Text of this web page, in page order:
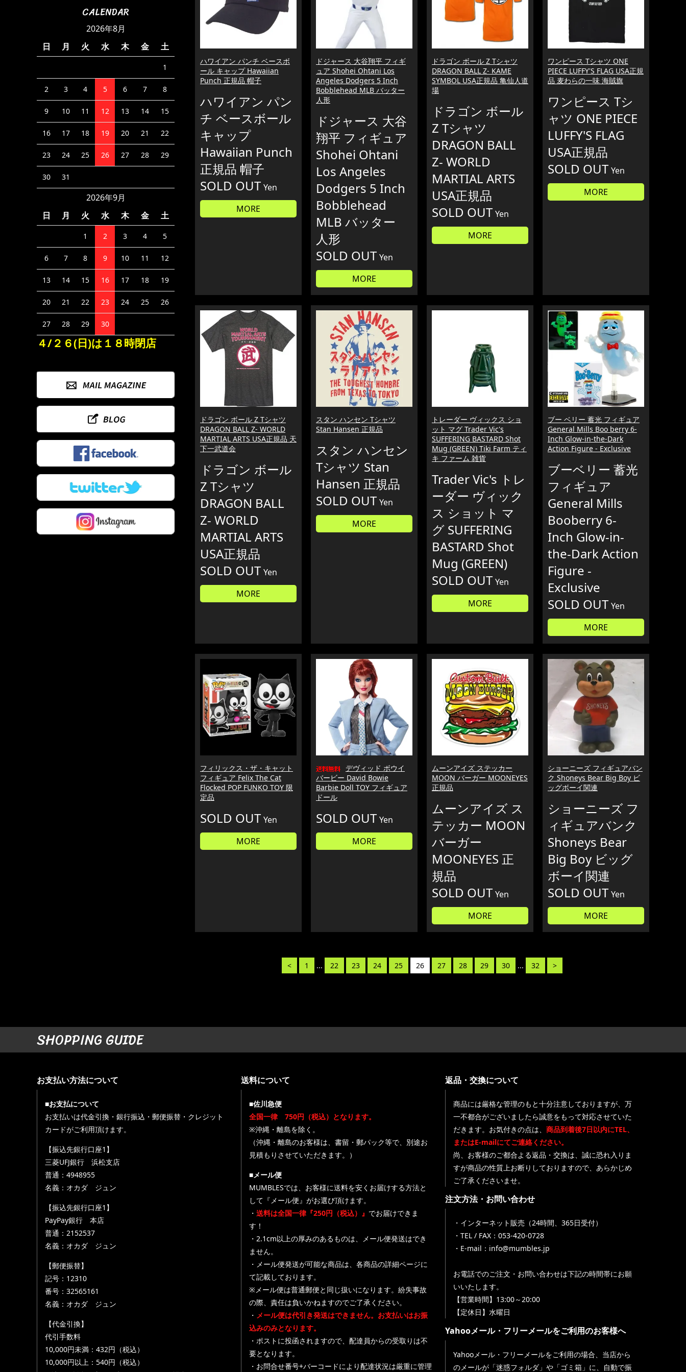
CALENDAR
2026年8月
日
月 火 水 木 金 土
1
2 3 4 5 6 7 8
9 10 11 12 13 14 15
16 17 18 19 20 21 22
23 24 25 26 27 28 29
30 31
2026年9月
日
月 火 水 木 金 土
1 2 3 4 5
6 7 8 9 10 11 12
13 14 15 16 17 18 19
20 21 22 23 24 25 26
27 28 29 30
４/２６(日)は１８時閉店
ハワイアン パンチ ベースボ
ール キャップ Hawaiian
Punch 正規品 帽子
ハワイアン パン
チ ベースボール
キャップ
Hawaiian Punch
正規品 帽子
SOLD OUT Yen
MORE
ドジャース 大谷翔平 フィギ
ュア Shohei Ohtani Los
Angeles Dodgers 5 Inch
Bobblehead MLB バッター
人形
ドジャース 大谷
翔平 フィギュア
Shohei Ohtani
Los Angeles
Dodgers 5 Inch
Bobblehead
MLB バッター
人形
SOLD OUT Yen
MORE
ドラゴン ボール Z Tシャツ
DRAGON BALL Z- KAME
SYMBOL USA正規品 亀仙人道
場
ドラゴン ボール
Z Tシャツ
DRAGON BALL
Z- WORLD
MARTIAL ARTS
USA正規品
SOLD OUT Yen
MORE
ワンピース Tシャツ ONE
PIECE LUFFY'S FLAG USA正規
品 麦わらの一味 海賊旗
ワンピース Tシ
ャツ ONE PIECE
LUFFY'S FLAG
USA正規品
SOLD OUT Yen
MORE
ドラゴン ボール Z Tシャツ
DRAGON BALL Z- WORLD
MARTIAL ARTS USA正規品 天
下一武道会
ドラゴン ボール
Z Tシャツ
DRAGON BALL
Z- WORLD
MARTIAL ARTS
USA正規品
SOLD OUT Yen
MORE
スタン ハンセン Tシャツ
Stan Hansen 正規品
スタン ハンセン
Tシャツ Stan
Hansen 正規品
SOLD OUT Yen
MORE
トレーダー ヴィックス ショ
ット マグ Trader Vic's
SUFFERING BASTARD Shot
Mug (GREEN) Tiki Farm ティ
キ ファーム 雑貨
Trader Vic's トレ
ーダー ヴィック
ス ショット マ
グ SUFFERING
BASTARD Shot
Mug (GREEN)
SOLD OUT Yen
MORE
ブー ベリー 蓄光 フィギュア
General Mills Boo berry 6-
Inch Glow-in-the-Dark
Action Figure - Exclusive
ブーベリー 蓄光
フィギュア
General Mills
Booberry 6-
Inch Glow-in-
the-Dark Action
Figure -
Exclusive
SOLD OUT Yen
MORE
フィリックス・ザ・キャット
フィギュア Felix The Cat
Flocked POP FUNKO TOY 限
定品
SOLD OUT Yen
MORE
デヴィッド ボウイ
バービー David Bowie
Barbie Doll TOY フィギュア
ドール
SOLD OUT Yen
MORE
ムーンアイズ ステッカー
MOON バーガー MOONEYES
正規品
ムーンアイズ ス
テッカー MOON
バーガー
MOONEYES 正
規品
SOLD OUT Yen
MORE
ショーニーズ フィギュアバン
ク Shoneys Bear Big Boy ビ
ッグボーイ関連
ショーニーズ フ
ィギュアバンク
Shoneys Bear
Big Boy ビッグ
ボーイ関連
SOLD OUT Yen
MORE
< 1 ... 22 23 24 25 26 27 28 29 30 ... 32 >
SHOPPING GUIDE
お支払い方法について
■お支払について
お支払いは代金引換・銀行振込・郵便振替・クレジット
カードがご利用頂けます。
【振込先銀行口座1】
三菱UFJ銀行 浜松支店
普通：4948955
名義：オカダ ジュン
【振込先銀行口座1】
PayPay銀行 本店
普通：2152537
名義：オカダ ジュン
【郵便振替】
記号：12310
番号：32565161
名義：オカダ ジュン
【代金引換】
代引手数料
10,000円未満：432円（税込）
10,000円以上：540円（税込）
送料について
■佐川急便
全国一律 750円（税込）となります。
※沖縄・離島を除く。
（沖縄・離島のお客様は、書留・郵パック等で、別途お
見積もりさせていただきます。）
■メール便
MUMBLESでは、お客様に送料を安くお届けする方法と
して『メール便』がお選び頂けます。
・ 送料は全国一律『250円（税込）』 でお届けできま
す！
・2.1cm以上の厚みのあるものは、メール便発送はでき
ません。
・メール便発送が可能な商品は、各商品の詳細ページに
て記載しております。
※メール便は普通郵便と同じ扱いになります。紛失事故
の際、責任は負いかねますのでご了承ください。
・ メール便は代引き発送はできません。お支払いはお振
込みのみとなります。
・ポストに投函されますので、配達員からの受取りは不
要となります。
・お問合せ番号+バーコードにより配達状況は厳重に管理
返品・交換について
商品には厳格な管理のもと十分注意しておりますが、万
一不都合がございましたら誠意をもって対応させていた
だきます。お気付きの点は、 商品到着後7日以内にTEL、
またはE-mailにてご連絡ください。
尚、お客様のご都合よる返品・交換は、誠に恐れ入りま
すが商品の性質上お断りしておりますので、あらかじめ
ご了承くださいませ。
注文方法・お問い合わせ
・インターネット販売（24時間、365日受付）
・TEL / FAX：053-420-0728
・E-mail：info@mumbles.jp
お電話でのご注文・お問い合わせは下記の時間帯にお願
いいたします。
【営業時間】13:00～20:00
【定休日】水曜日
Yahooメール・フリーメールをご利用のお客様へ
Yahooメール・フリーメールをご利用の場合、当店から
のメールが「迷惑フォルダ」や「ゴミ箱」に、自動で振